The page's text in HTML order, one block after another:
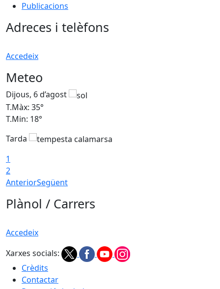
Publicacions
Adreces i telèfons
Accedeix
Meteo
Dijous, 6 d’agost
T.Màx: 35°
T.Min: 18°
Tarda
1
2
AnteriorSegüent
Plànol / Carrers
Accedeix
Xarxes socials:
Crèdits
Contactar